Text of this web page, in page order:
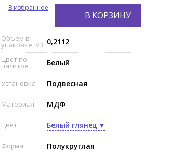
В избранное
В КОРЗИНУ
Объем в
упаковке, м3 0,2112
Цвет по
палитре Белый
Установка Подвесная
Материал МДФ
Цвет Белый глянец
Форма Полукруглая